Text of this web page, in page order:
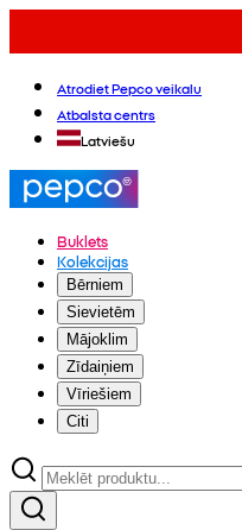
Atrodiet Pepco veikalu
Atbalsta centrs
Latviešu
Buklets
Kolekcijas
Bērniem
Sievietēm
Mājoklim
Zīdaiņiem
Vīriešiem
Citi